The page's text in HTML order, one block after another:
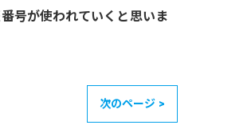
号が使われていくと思いま
次のページ >